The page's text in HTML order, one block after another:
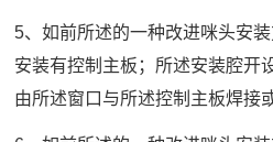
5、如前所述的一种改进咪头安
安装有控制主板；所述安装腔开
由所述窗口与所述控制主板焊接